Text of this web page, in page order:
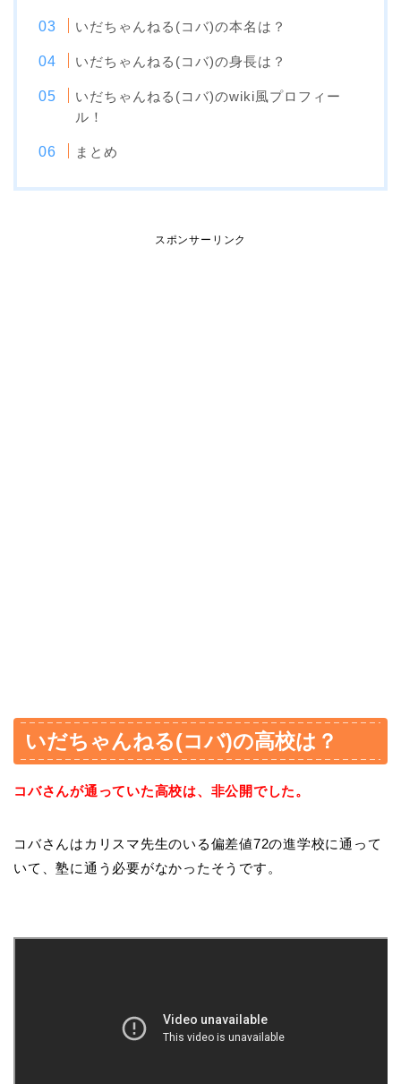
いだちゃんねる(コバ)の本名は？
いだちゃんねる(コバ)の身長は？
いだちゃんねる(コバ)のwiki風プロフィー
ル！
まとめ
スポンサーリンク
いだちゃんねる(コバ)の高校は？
コバさんが通っていた高校は、非公開でした。
コバさんはカリスマ先生のいる偏差値72の進学校に通って
いて、塾に通う必要がなかったそうです。